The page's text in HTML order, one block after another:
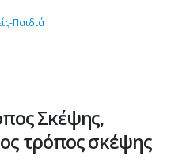
Παιδιά
Σκέψης,
τρόπος σκέψης